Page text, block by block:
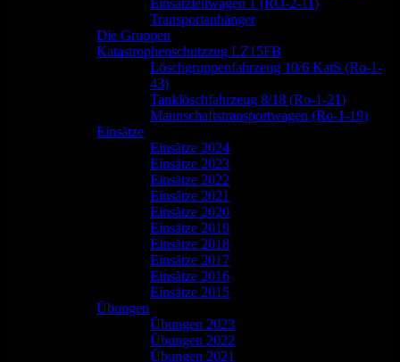
Transportanhänger
Die Gruppen
Katastrophenschutzzug LZ15FB
Löschgruppenfahrzeug 10/6 KatS (Ro-1-
43)
Tanklöschfahrzeug 8/18 (Ro-1-21)
Mannschaftstransportwagen (Ro-1-19)
Einsätze
Einsätze 2024
Einsätze 2023
Einsätze 2022
Einsätze 2021
Einsätze 2020
Einsätze 2019
Einsätze 2018
Einsätze 2017
Einsätze 2016
Einsätze 2015
Übungen
Übungen 2023
Übungen 2022
Übungen 2021